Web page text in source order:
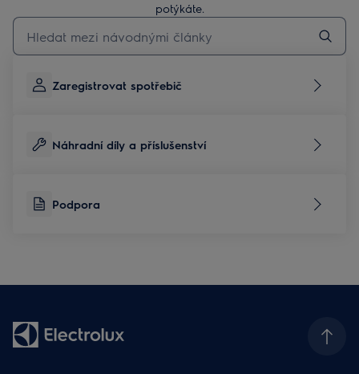
potýkáte.
Pro vyhledávání v článcích technické podpory začněte psát
Zaregistrovat spotřebič
Náhradní díly a příslušenství
Podpora